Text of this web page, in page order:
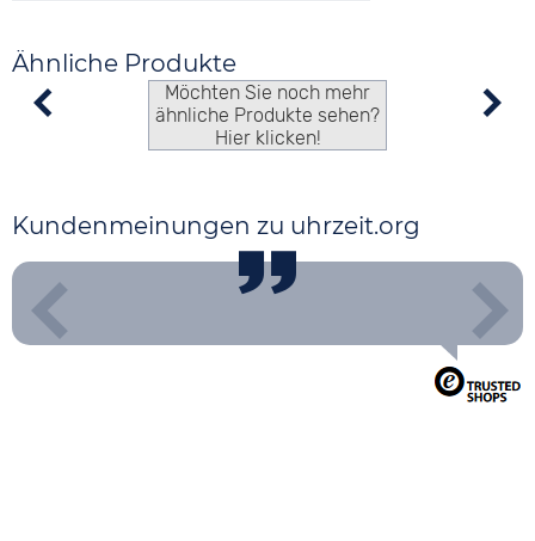
Ähnliche Produkte
Möchten Sie noch mehr
ähnliche Produkte sehen?
Hier klicken!
Kundenmeinungen zu uhrzeit.org